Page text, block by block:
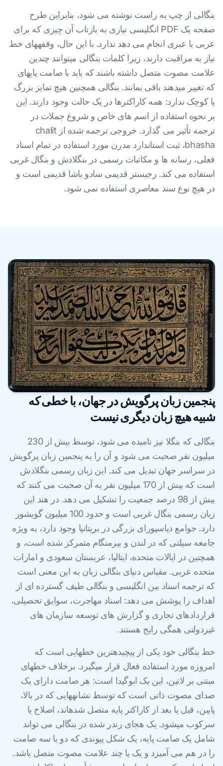
بنگالی از چپ به راست نوشته می شود، بنابراین طرح
صفحه یک PDF انگلیسی نیازی به بازتاب آن چیزی که برای
عربی یا عبری انجام می دهد ندارد. با این حال، وقفههای خط
نیاز به مراقبت دارند، زیرا کلمات بنگالی میتوانند چندین
علامت مصوت متصل داشته باشند که باید با صامت پایهای
که تغییر میدهند باقی بمانند. بنگالی همچنین هیچ تمایز بزرگ
یا کوچک ندارد: همه کاراکترها در یک حالت وجود دارند. این
بر نحوه استفاده از اسم های خاص و شروع جملات در
ترجمه تأثیر می گذارد. خروجی ترجمه شده از chalit
bhasha، ثبت استاندارد مدرن مورد استفاده در تمام اسناد
فعلی، رسانه ها و مکاتبات رسمی در بنگلادش و بنگال غربی
استفاده می کند. رجیستر قدیمی سادو باشا قدیمی است و
در هیچ نوع سند معاصری استفاده نمی شود.
پنجمین زبان پرگویش در جهان، با خطی که
شبیه هیچ زبان دیگری نیست
بنگالی که بنگلا نیز نامیده می شود، توسط بیش از 230
میلیون نفر صحبت می شود و آن را به پنجمین زبان پرگویش
در سراسر جهان تبدیل می کند. این زبان رسمی بنگلادش
است که بیش از 170 میلیون نفر به آن صحبت می کنند که
بیش از 98 درصد جمعیت را تشکیل می دهد. در هند این
زبان رسمی بنگال غربی است و حدود 100 میلیون گویشور
دارد. جوامع دیاسپورای بزرگی در بریتانیا وجود دارد، به ویژه
جامعه سیلتی که در لندن و بیرمنگام متمرکز شده است، و
همچنین در ایالات متحده، ایتالیا، عربستان سعودی و امارات
متحده عربی. مقیاس دنیای بنگالی زبان به این معنی است
که ترجمه اسناد بین انگلیسی و بنگالی طیف گسترده ای از
اهداف را پوشش می دهد: اسناد مهاجرت، سوابق تحصیلی،
قراردادهای تجاری و گزارش های توسعه سازمان های
غیردولتی همگی رایج هستند.
خط بنگالی خود یکی از پیچیدهترین خطهایی است که
امروزه مورد استفاده فعال قرار میگیرد. برخلاف خطهای
مبتنی بر لاتین، این یک ابوگیدا است: هر صامت دارای یک
صدای مصوت ذاتی است که توسط نشانههایی که در بالا،
پایین، قبل یا بعد از کاراکتر پایه متصل شدهاند، اصلاح یا
سرکوب میشود. یک هجای رندر شده در بنگالی می تواند
شامل یک صامت پایه، یک شکل پیوندی که دو یا سه صامت
را در هم می آمیزد و یک یا چند علامت مصوت متصل باشد.